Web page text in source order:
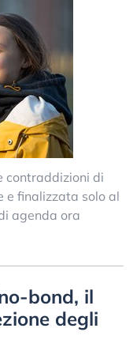
contraddizioni di
e finalizzata solo al
agenda ora
bond, il
degli